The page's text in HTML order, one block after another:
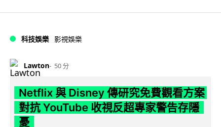
科技娛樂 影視娛樂
Lawton 50 分
Netflix 與 Disney 傳研究免費觀看方案
對抗 YouTube 收視反超專家警告存隱
憂